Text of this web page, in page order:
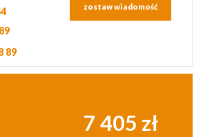
89
zostaw wiadomość
7 405 zł